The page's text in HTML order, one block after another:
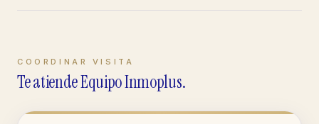
COORDINAR VISITA
Te atiende Equipo Inmoplus.